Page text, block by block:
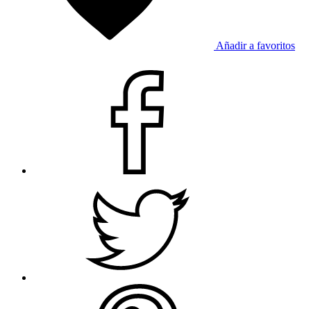
Añadir a favoritos